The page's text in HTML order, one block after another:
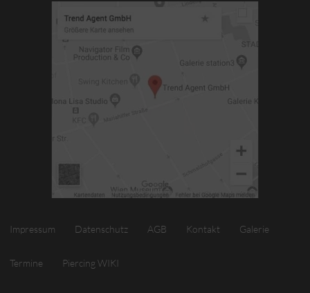
Impressum Datenschutz AGB Kontakt Galerie
Termine Piercing WIKI